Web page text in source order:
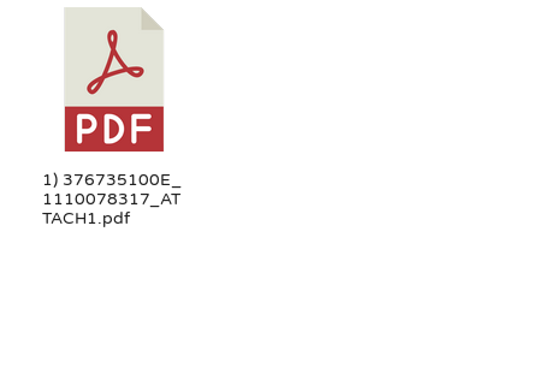
1) 376735100E_
1110078317_AT
TACH1.pdf